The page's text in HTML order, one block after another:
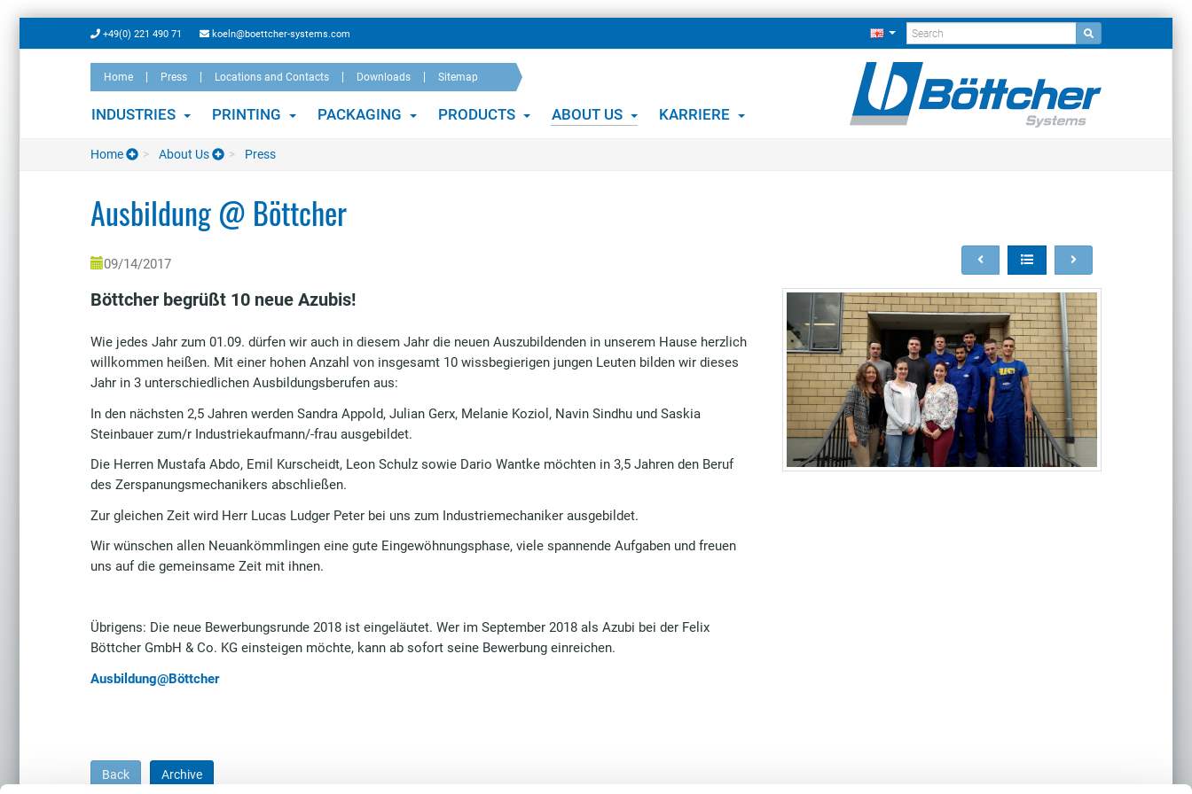
to
+49(0) 221 490 71 koeln@boettcher-systems.com
Home Press Locations and Contacts Downloads Sitemap
INDUSTRIES PRINTING PACKAGING PRODUCTS ABOUT US KARRIERE
Home About Us Press
Ausbildung @ Böttcher
09/14/2017
Böttcher begrüßt 10 neue Azubis!
Wie jedes Jahr zum 01.09. dürfen wir auch in diesem Jahr die neuen Auszubildenden in unserem Hause herzlich
willkommen heißen. Mit einer hohen Anzahl von insgesamt 10 wissbegierigen jungen Leuten bilden wir dieses
Jahr in 3 unterschiedlichen Ausbildungsberufen aus:
In den nächsten 2,5 Jahren werden Sandra Appold, Julian Gerx, Melanie Koziol, Navin Sindhu und Saskia
Steinbauer zum/r Industriekaufmann/-frau ausgebildet.
Die Herren Mustafa Abdo, Emil Kurscheidt, Leon Schulz sowie Dario Wantke möchten in 3,5 Jahren den Beruf
des Zerspanungsmechanikers abschließen.
Zur gleichen Zeit wird Herr Lucas Ludger Peter bei uns zum Industriemechaniker ausgebildet.
Wir wünschen allen Neuankömmlingen eine gute Eingewöhnungsphase, viele spannende Aufgaben und freuen
uns auf die gemeinsame Zeit mit ihnen.
Übrigens: Die neue Bewerbungsrunde 2018 ist eingeläutet. Wer im September 2018 als Azubi bei der Felix
Böttcher GmbH & Co. KG einsteigen möchte, kann ab sofort seine Bewerbung einreichen.
Ausbildung@Böttcher
Back Archive